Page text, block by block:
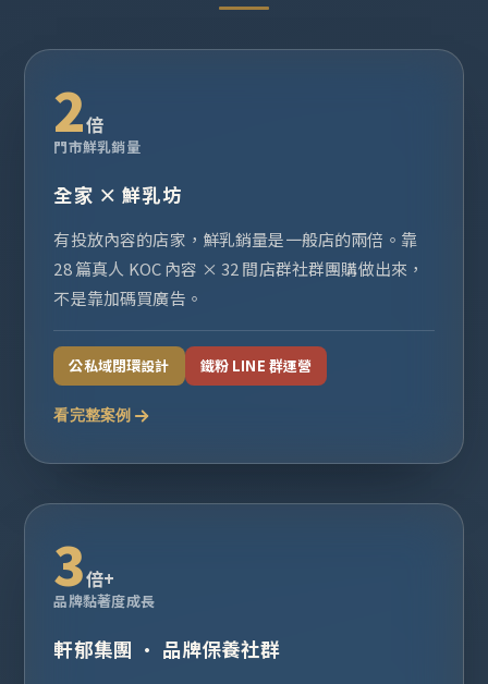
2倍
門市鮮乳銷量
全家 × 鮮乳坊
有投放內容的店家，鮮乳銷量是一般店的兩倍。靠
28 篇真人 KOC 內容 × 32 間店群社群團購做出來，
不是靠加碼買廣告。
公私域閉環設計 鐵粉 LINE 群運營
看完整案例
3倍+
品牌黏著度成長
軒郁集團 · 品牌保養社群